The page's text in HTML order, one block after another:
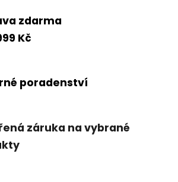
zdarma
Kč
poradenství
záruka na vybrané